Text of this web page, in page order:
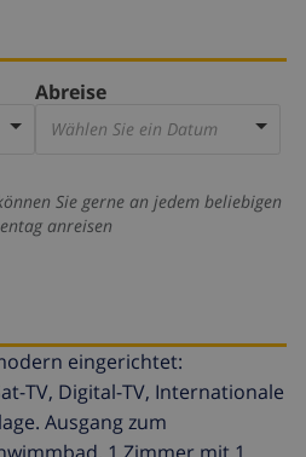
Abreise
Wählen Sie ein Datum
Sie gerne an jedem beliebigen
anreisen
eingerichtet:
TV, Digital-TV, Internationale
Ausgang zum